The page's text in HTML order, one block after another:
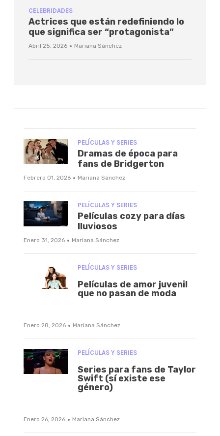
CELEBRIDADES
Actrices que están redefiniendo lo
que significa ser “protagonista”
Abril 25, 2026 · Mariana Sánchez
PELÍCULAS Y SERIES
Dramas de época para
fans de Bridgerton
Febrero 01, 2026 · Mariana Sánchez
PELÍCULAS Y SERIES
Películas cozy para días
lluviosos
Enero 31, 2026 · Mariana Sánchez
PELÍCULAS Y SERIES
Películas de amor juvenil
que no pasan de moda
Enero 28, 2026 · Mariana Sánchez
PELÍCULAS Y SERIES
Series para fans de Taylor
Swift (sí existe ese
género)
Enero 26, 2026 · Mariana Sánchez